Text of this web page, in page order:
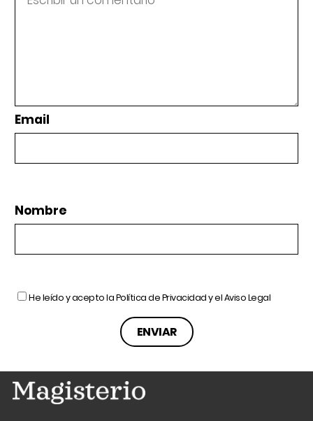
Email
Nombre
He leído y acepto laPolítica de Privacidady elAviso Legal